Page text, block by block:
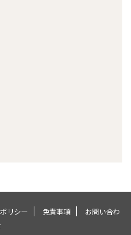
リシー 免責事項
お問い合わ